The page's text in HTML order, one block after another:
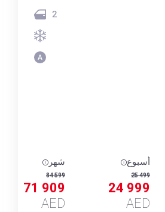
2
أسبوع
25 499
24 999
AED
شهر
84 599
71 909
AED